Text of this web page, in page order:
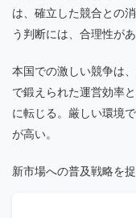
は、確立した競合との
う判断には、合理性があ
本国での激しい競争は
で鍛えられた運営効率
に転じる。厳しい環境
が高い。
新市場への普及戦略を